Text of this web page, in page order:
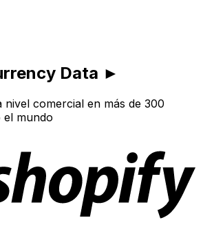
Data ►
nivel comercial en más de 300
el mundo